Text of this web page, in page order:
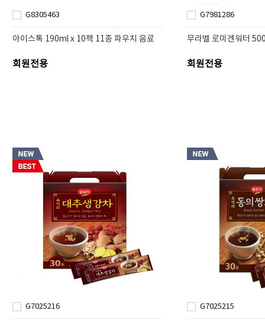
G8305463
아이스톡 190ml x 10팩 11종 파우치 음료
회원전용
G7981286
무라벨 로미겐워터
회원전용
G7025216 G7025215